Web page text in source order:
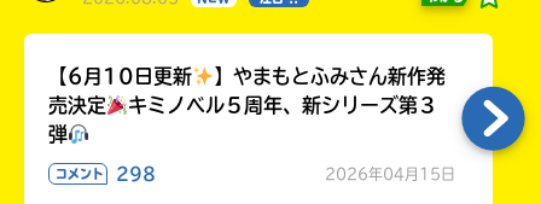
【6月10日更新
】やまもとふみさん新作発
売決定
キミノベル５周年、新シリーズ第３
弾
コメント 298 2026年04月15日